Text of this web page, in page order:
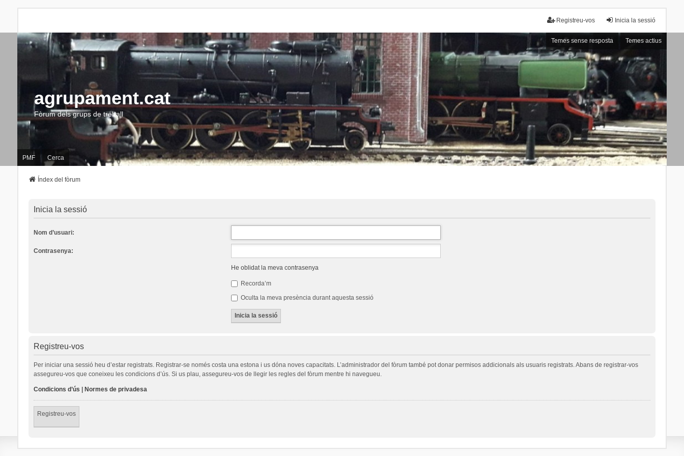
Inicia la sessió
Registreu-vos
Temes sense resposta Temes actius
agrupament.cat
Fòrum dels grups de treball
PMF Cerca
Índex del fòrum
Inicia la sessió
Nom d’usuari:
Contrasenya:
He oblidat la meva contrasenya
Recorda’m
Oculta la meva presència durant aquesta sessió
Registreu-vos
Per iniciar una sessió heu d’estar registrats. Registrar-se només costa una estona i us dóna noves capacitats. L’administrador del fòrum també pot donar permisos addicionals als usuaris registrats. Abans de registrar-vos
assegureu-vos que coneixeu les condicions d’ús. Si us plau, assegureu-vos de llegir les regles del fòrum mentre hi navegueu.
Condicions d’ús Normes de privadesa
Registreu-vos